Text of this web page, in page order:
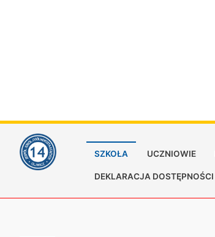
SZKOŁA UCZNIOWIE
DEKLARACJA DOSTĘPNOŚCI